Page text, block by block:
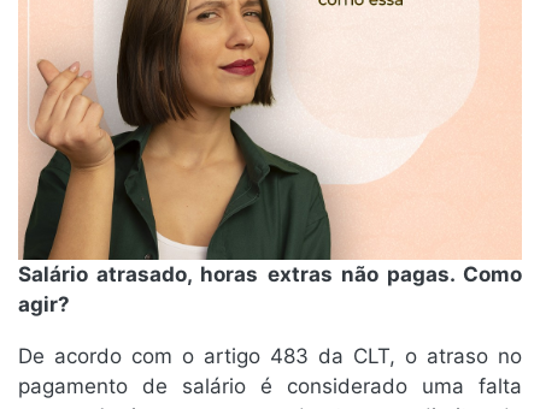
Salário atrasado, horas extras não pagas. Como
agir?
De acordo com o artigo 483 da CLT, o atraso no
pagamento de salário é considerado uma falta